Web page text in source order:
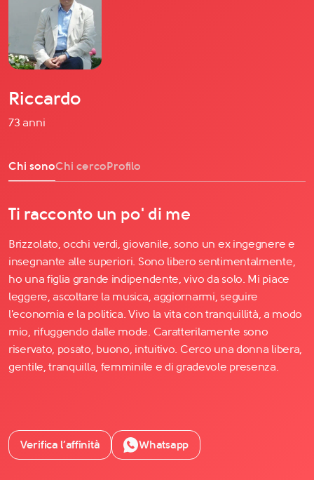
TikTok
Riccardo
73 anni
Chi sonoChi cercoProfilo
Ti racconto un po' di me
Brizzolato, occhi verdi, giovanile, sono un ex ingegnere e
insegnante alle superiori. Sono libero sentimentalmente,
ho una figlia grande indipendente, vivo da solo. Mi piace
leggere, ascoltare la musica, aggiornarmi, seguire
l'economia e la politica. Vivo la vita con tranquillità, a modo
mio, rifuggendo dalle mode. Caratterilamente sono
riservato, posato, buono, intuitivo. Cerco una donna libera,
gentile, tranquilla, femminile e di gradevole presenza.
Verifica l’affinità Whatsapp